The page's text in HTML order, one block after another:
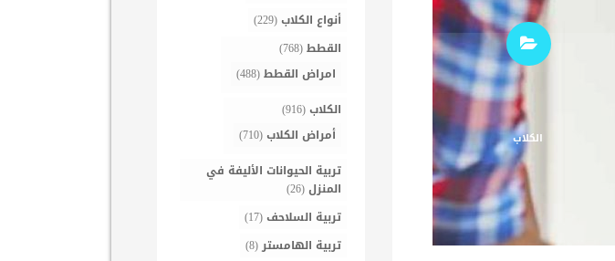
الكلاب
أنواع الكلاب(229)
القطط(768)
امراض القطط(488)
الكلاب(916)
أمراض الكلاب(710)
تربية الحيوانات الأليفة في
المنزل(26)
تربية السلاحف(17)
تربية الهامستر(8)